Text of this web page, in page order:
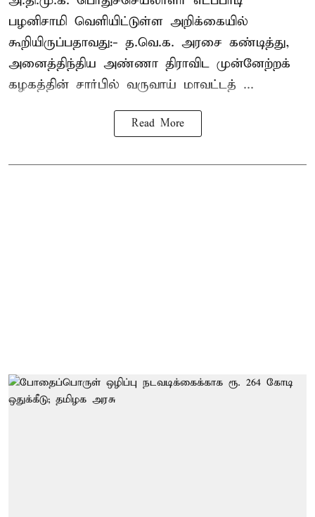
பழனிசாமி வெளியிட்டுள்ள அறிக்கையில்
கூறியிருப்பதாவது:- த.வெ.க. அரசை கண்டித்து,
அனைத்திந்திய அண்ணா திராவிட முன்னேற்றக்
கழகத்தின் சார்பில் வருவாய் மாவட்டத் ...
Read More